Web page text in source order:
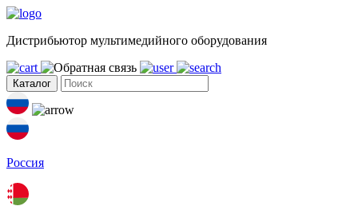
Дистрибьютор мультимедийного оборудования
Каталог
Россия